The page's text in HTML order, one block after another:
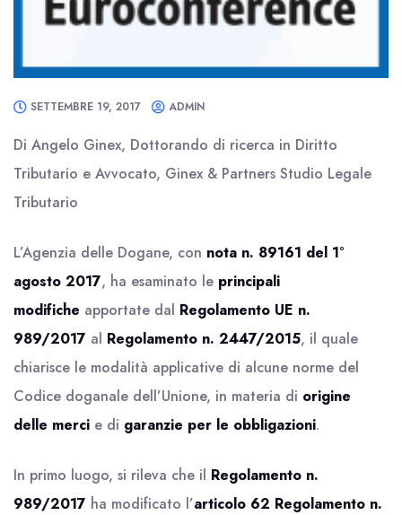
SETTEMBRE 19, 2017 ADMIN
Di Angelo Ginex, Dottorando di ricerca in Diritto
Tributario e Avvocato, Ginex & Partners Studio Legale
Tributario
L’Agenzia delle Dogane, con nota n. 89161 del 1°
agosto 2017, ha esaminato le principali
modifiche apportate dal Regolamento UE n.
989/2017 al Regolamento n. 2447/2015, il quale
chiarisce le modalità applicative di alcune norme del
Codice doganale dell’Unione, in materia di origine
delle merci e di garanzie per le obbligazioni.
In primo luogo, si rileva che il Regolamento n.
989/2017 ha modificato l’articolo 62 Regolamento n.